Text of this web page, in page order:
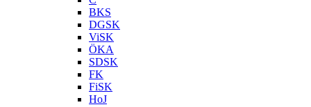
BKS
DGSK
ViSK
ÖKA
SDSK
FK
FiSK
HoJ